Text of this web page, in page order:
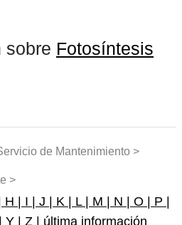
sobre Fotosíntesis
de Mantenimiento >
>
H | I | J | K | L | M | N | O | P |
Y | Z | última información